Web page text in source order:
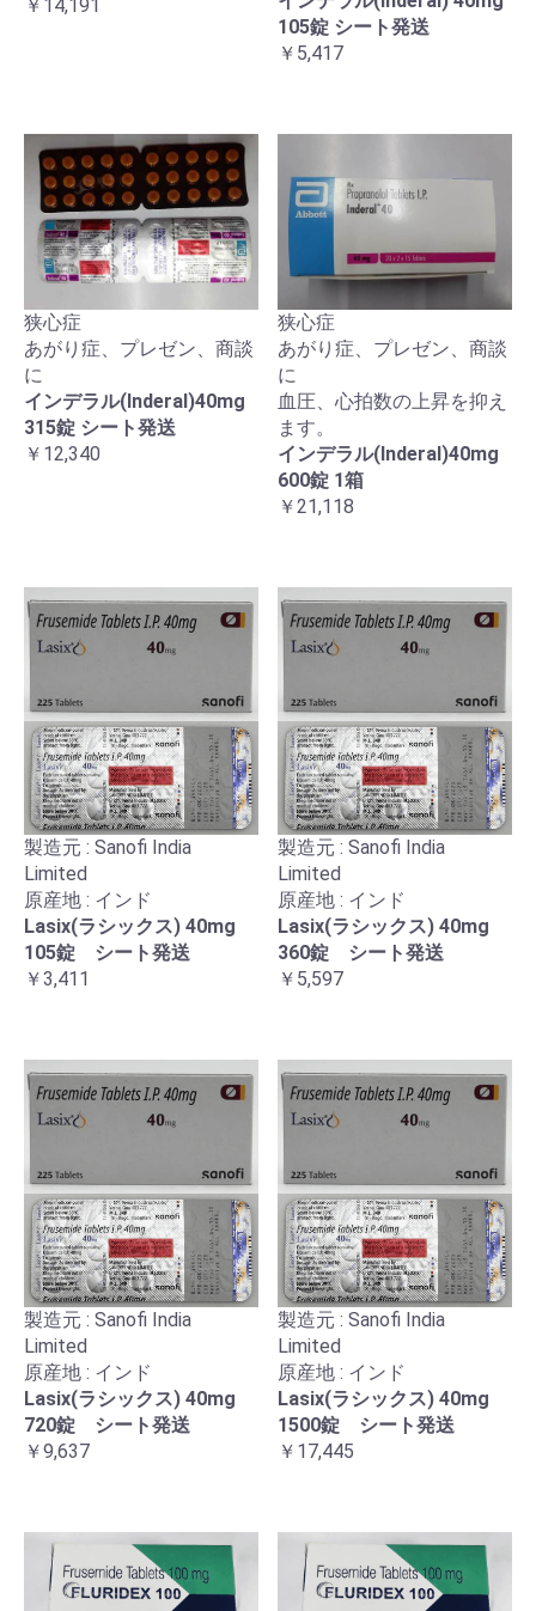
￥14,191
105錠 シート発送
￥5,417
狭心症
あがり症、プレゼン、商談
に
インデラル(Inderal)40mg
315錠 シート発送
￥12,340
狭心症
あがり症、プレゼン、商談
に
血圧、心拍数の上昇を抑え
ます。
インデラル(Inderal)40mg
600錠 1箱
￥21,118
製造元 : Sanofi India
Limited
原産地 : インド
Lasix(ラシックス) 40mg
105錠 シート発送
￥3,411
製造元 : Sanofi India
Limited
原産地 : インド
Lasix(ラシックス) 40mg
360錠 シート発送
￥5,597
製造元 : Sanofi India
Limited
原産地 : インド
Lasix(ラシックス) 40mg
720錠 シート発送
￥9,637
製造元 : Sanofi India
Limited
原産地 : インド
Lasix(ラシックス) 40mg
1500錠 シート発送
￥17,445